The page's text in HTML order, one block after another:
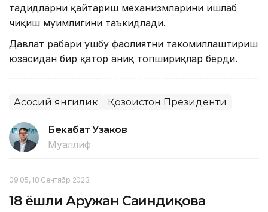
таҳдидларни қайтариш механизмларини ишлаб
чиқиш муҳимлигини таъкидлади.
Давлат раҳбари ушбу фаолиятни такомиллаштириш
юзасидан бир қатор аниқ топшириқлар берди.
Асосий янгилик Қозоғистон Президенти
Бекабат Узаков
Муаллиф
09:05, 18 Сентябр 2023
18 ёшли Аружан Сағиндиқова